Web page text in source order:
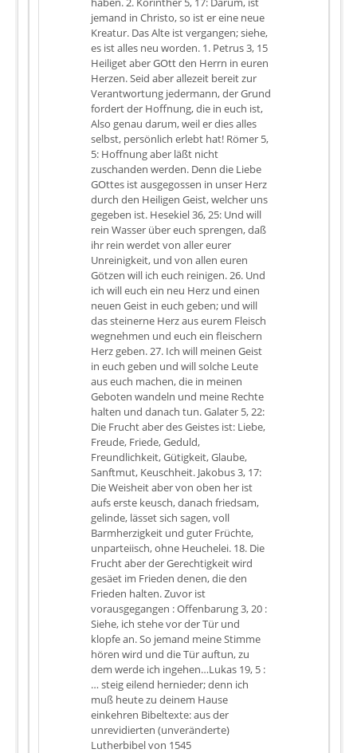
jemand in Christo, so ist er eine neue
Kreatur. Das Alte ist vergangen; siehe,
es ist alles neu worden. 1. Petrus 3, 15
Heiliget aber GOtt den Herrn in euren
Herzen. Seid aber allezeit bereit zur
Verantwortung jedermann, der Grund
fordert der Hoffnung, die in euch ist,
Also genau darum, weil er dies alles
selbst, persönlich erlebt hat! Römer 5,
5: Hoffnung aber läßt nicht
zuschanden werden. Denn die Liebe
GOttes ist ausgegossen in unser Herz
durch den Heiligen Geist, welcher uns
gegeben ist. Hesekiel 36, 25: Und will
rein Wasser über euch sprengen, daß
ihr rein werdet von aller eurer
Unreinigkeit, und von allen euren
Götzen will ich euch reinigen. 26. Und
ich will euch ein neu Herz und einen
neuen Geist in euch geben; und will
das steinerne Herz aus eurem Fleisch
wegnehmen und euch ein fleischern
Herz geben. 27. Ich will meinen Geist
in euch geben und will solche Leute
aus euch machen, die in meinen
Geboten wandeln und meine Rechte
halten und danach tun. Galater 5, 22:
Die Frucht aber des Geistes ist: Liebe,
Freude, Friede, Geduld,
Freundlichkeit, Gütigkeit, Glaube,
Sanftmut, Keuschheit. Jakobus 3, 17:
Die Weisheit aber von oben her ist
aufs erste keusch, danach friedsam,
gelinde, lässet sich sagen, voll
Barmherzigkeit und guter Früchte,
unparteiisch, ohne Heuchelei. 18. Die
Frucht aber der Gerechtigkeit wird
gesäet im Frieden denen, die den
Frieden halten. Zuvor ist
vorausgegangen : Offenbarung 3, 20 :
Siehe, ich stehe vor der Tür und
klopfe an. So jemand meine Stimme
hören wird und die Tür auftun, zu
dem werde ich ingehen…Lukas 19, 5 :
… steig eilend hernieder; denn ich
muß heute zu deinem Hause
einkehren Bibeltexte: aus der
unrevidierten (unveränderte)
Lutherbibel von 1545